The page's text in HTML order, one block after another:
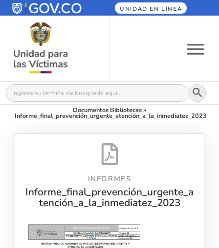
UNIDAD EN LÍNEA
Buscar: Botón
Documentos Bibliotecas»
Informe_final_prevención_urgente_atención_a_la_inmediatez_2023
INFORMES
Informe_final_prevención_urgente_a
tención_a_la_inmediatez_2023